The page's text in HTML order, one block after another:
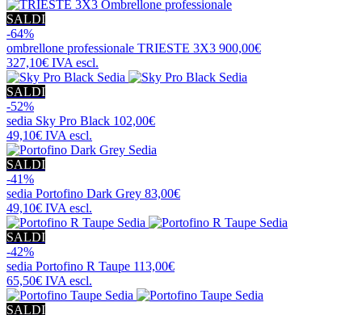
SALDI
-64%
ombrellone professionale TRIESTE 3X3 900,00€
327,10€ IVA escl.
SALDI
-52%
sedia Sky Pro Black 102,00€
49,10€ IVA escl.
SALDI
-41%
sedia Portofino Dark Grey 83,00€
49,10€ IVA escl.
SALDI
-42%
sedia Portofino R Taupe 113,00€
65,50€ IVA escl.
SALDI